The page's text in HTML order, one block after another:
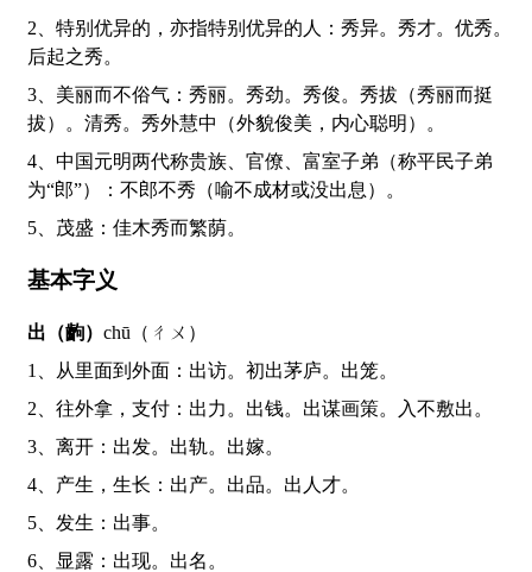
2、特别优异的，亦指特别优异的人：秀异。秀才。优秀。
后起之秀。
3、美丽而不俗气：秀丽。秀劲。秀俊。秀拔（秀丽而挺
拔）。清秀。秀外慧中（外貌俊美，内心聪明）。
4、中国元明两代称贵族、官僚、富室子弟（称平民子弟
为“郎”）：不郎不秀（喻不成材或没出息）。
5、茂盛：佳木秀而繁荫。
基本字义
出（齣） chū（ㄔㄨ）
1、从里面到外面：出访。初出茅庐。出笼。
2、往外拿，支付：出力。出钱。出谋画策。入不敷出。
3、离开：出发。出轨。出嫁。
4、产生，生长：出产。出品。出人才。
5、发生：出事。
6、显露：出现。出名。